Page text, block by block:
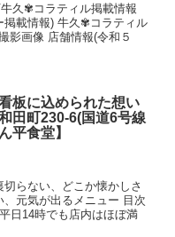
久✾コラティル掲載情報
掲載情報) 牛久✾コラティル
影画像 店舗情報(令和５
板に込められた想い
田町230-6(国道6号線
平食堂】
らない、どこか懐かしさ
元気が出るメニュー 目次
日14時でも店内はほぼ満